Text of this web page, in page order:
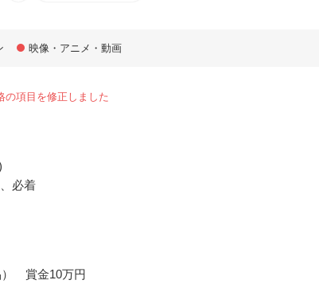
映像・アニメ・動画
項目を修正しました
必着
） 賞金10万円